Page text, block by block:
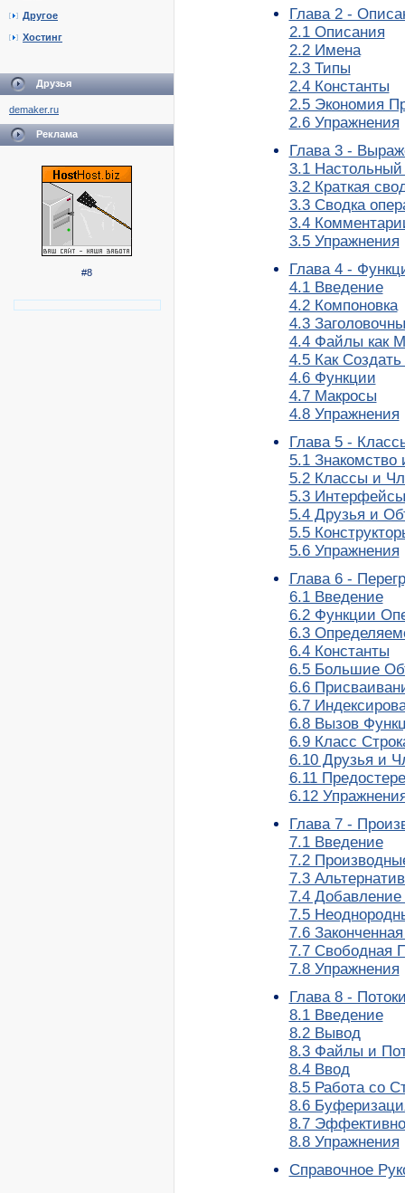
Другое
Хостинг
Друзья
demaker.ru
Реклама
#8
Глава 2 -
2.1 Описания
2.2 Имена
2.3 Типы
2.4 Константы
2.5 Экономия
2.6 Упражнения
Глава 3 -
3.1 Настольный
3.2 Краткая
3.3 Сводка
3.4
3.5 Упражнения
Глава 4 -
4.1 Введение
4.2 Компоновка
4.3
4.4 Файлы как
4.5 Как
4.6 Функции
4.7 Макросы
4.8 Упражнения
Глава 5 -
5.1 Знакомство
5.2 Классы и
5.3
5.4 Друзья и
5.5
5.6 Упражнения
Глава 6 -
6.1 Введение
6.2 Функции
6.3
6.4 Константы
6.5 Большие
6.6
6.7
6.8 Вызов
6.9 Класс
6.10 Друзья и
6.11
6.12
Глава 7 -
7.1 Введение
7.2
7.3
7.4 Добавление
7.5
7.6
7.7 Свободная
7.8 Упражнения
Глава 8 -
8.1 Введение
8.2 Вывод
8.3 Файлы и
8.4 Ввод
8.5 Работа со
8.6
8.7
8.8 Упражнения
Справочное